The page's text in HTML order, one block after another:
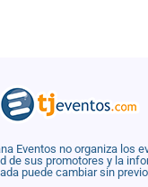
Eventos no organiza los
de sus promotores y la
puede cambiar sin